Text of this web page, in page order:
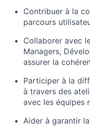
Contribuer à la
parcours
Collaborer avec
Managers,
assurer la
Participer à la
à travers des
avec les équipes
Aider à garantir